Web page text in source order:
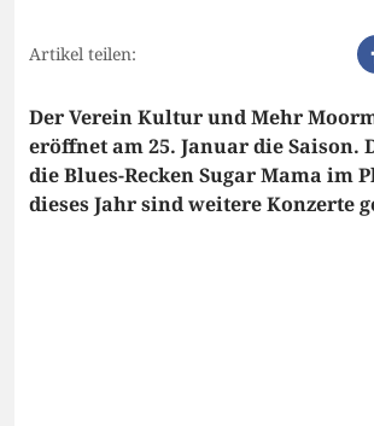
Artikel teilen:
Der Verein Kultur und Mehr
eröffnet am 25. Januar die Saison.
die Blues-Recken Sugar Mama im
dieses Jahr sind weitere Konzerte